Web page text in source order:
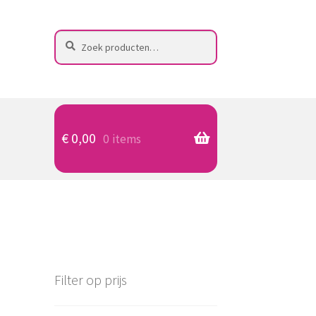
Zoeken
naar:
Zoeken
€0,00 0 items
Filter op prijs